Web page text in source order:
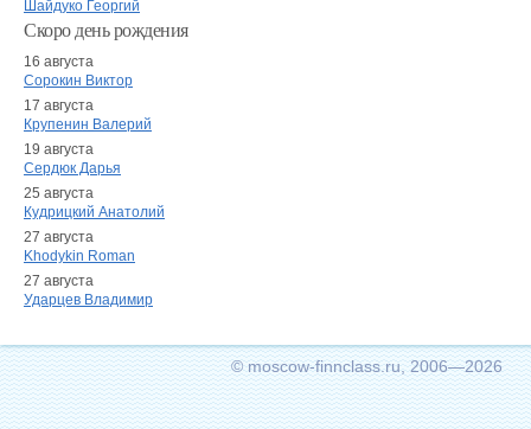
Шайдуко Георгий
Скоро день рождения
16 августа
Сорокин Виктор
17 августа
Крупенин Валерий
19 августа
Сердюк Дарья
25 августа
Кудрицкий Анатолий
27 августа
Khodykin Roman
27 августа
Ударцев Владимир
© moscow-finnclass.ru, 2006—2026